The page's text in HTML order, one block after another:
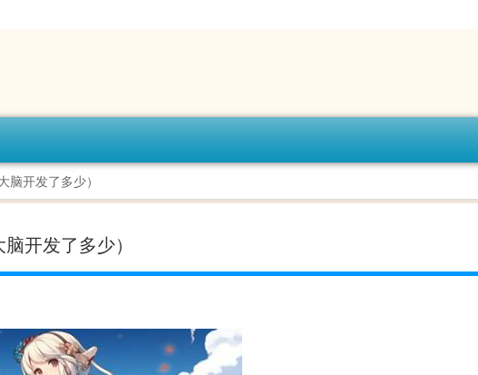
开发了多少）
开发了多少）